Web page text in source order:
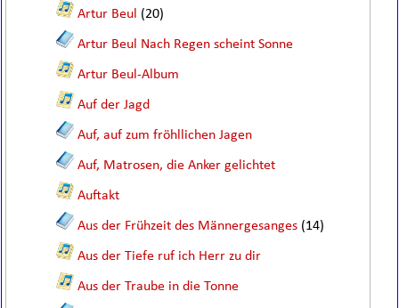
Artur Beul (20)
Artur Beul Nach Regen scheint Sonne
Artur Beul-Album
Auf der Jagd
Auf, auf zum fröhllichen Jagen
Auf, Matrosen, die Anker gelichtet
Auftakt
Aus der Frühzeit des Männergesanges (14)
Aus der Tiefe ruf ich Herr zu dir
Aus der Traube in die Tonne